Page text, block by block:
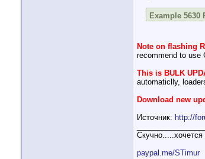
Example 5630
Note on flashing
recommend to use
This is BULK
automaticlly,
Download new
Источник: http://
paypal.me/STimur